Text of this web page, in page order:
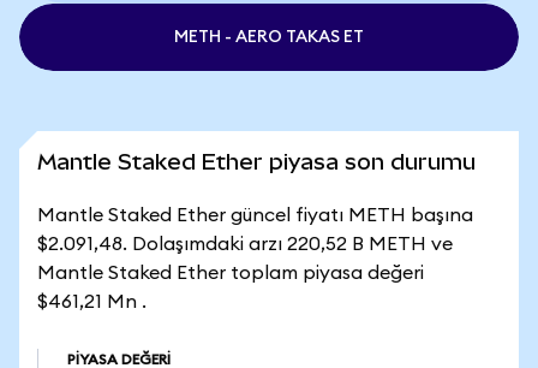
METH - AERO TAKAS ET
Mantle Staked Ether piyasa son durumu
Mantle Staked Ether güncel fiyatı METH başına
$2.091,48. Dolaşımdaki arzı 220,52 B METH ve
Mantle Staked Ether toplam piyasa değeri
$461,21 Mn .
PIYASA DEĞERI